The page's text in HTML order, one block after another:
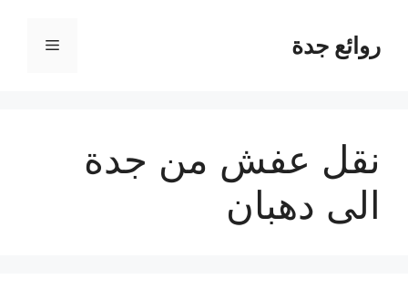
المحتوىروائع جدة القائمة
نقل عفش من جدة
الى دهبان